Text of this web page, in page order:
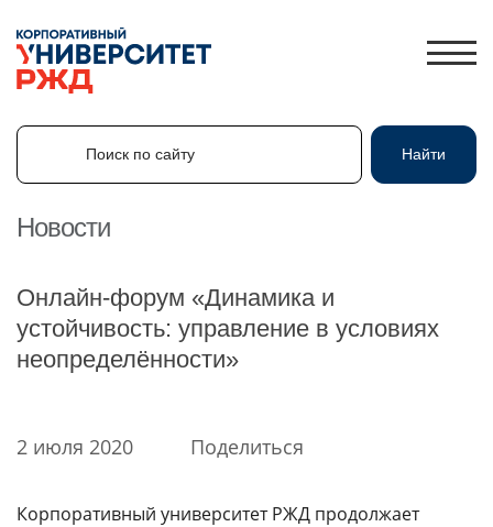
ЗНАНИЯ.ЭКСПРЕСС
HR-ПАРТНЕР
ГОДОВЫЕ ОТЧЕТЫ
Поиск по сайту Найти
Новости
Онлайн-форум «Динамика и
устойчивость: управление в условиях
неопределённости»
2 июля 2020 Поделиться
Корпоративный университет РЖД продолжает